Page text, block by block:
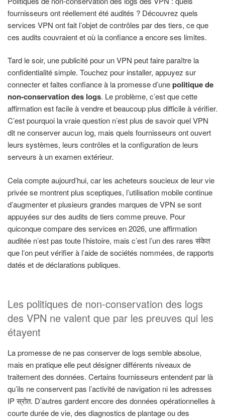
fournisseurs ont réellement été audités ? Découvrez quels
services VPN ont fait l’objet de contrôles par des tiers, ce que
ces audits couvraient et où la confiance a encore ses limites.
Tard le soir, une publicité pour un VPN peut faire paraître la
confidentialité simple. Touchez pour installer, appuyez sur
connecter et faites confiance à la promesse d’unepolitique de
non-conservation des logs. Le problème, c’est que cette
affirmation est facile à vendre et beaucoup plus difficile à vérifier.
C’est pourquoi la vraie question n’est plus de savoir quel VPN
dit ne conserver aucun log, mais quels fournisseurs ont ouvert
leurs systèmes, leurs contrôles et la configuration de leurs
serveurs à un examen extérieur.
Cela compte aujourd’hui, car les acheteurs soucieux de leur vie
privée se montrent plus sceptiques, l’utilisation mobile continue
d’augmenter et plusieurs grandes marques de VPN se sont
appuyées sur des audits de tiers comme preuve. Pour
quiconque compare des services en 2026, une affirmation
auditée n’est pas toute l’histoire, mais c’est l’un des rares संकेत
que l’on peut vérifier à l’aide de sociétés nommées, de rapports
datés et de déclarations publiques.
Les politiques de non-conservation des logs
des VPN ne valent que par les preuves qui les
étayent
La promesse de ne pas conserver de logs semble absolue,
mais en pratique elle peut désigner différents niveaux de
traitement des données. Certains fournisseurs entendent par là
qu’ils ne conservent pas l’activité de navigation ni les adresses
IP स्रोत. D’autres gardent encore des données opérationnelles à
courte durée de vie, des diagnostics de plantage ou des